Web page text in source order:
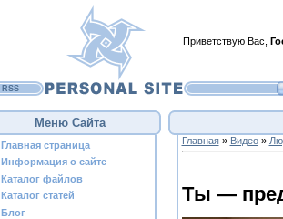
Приветствую Вас
RSS
Меню Сайта
Главная страница
Информация о сайте
Каталог файлов
Каталог статей
Блог
Главная» Видео»
Ты —